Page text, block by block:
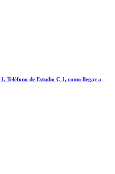
Teléfono de Estudio C 1, como llegar a